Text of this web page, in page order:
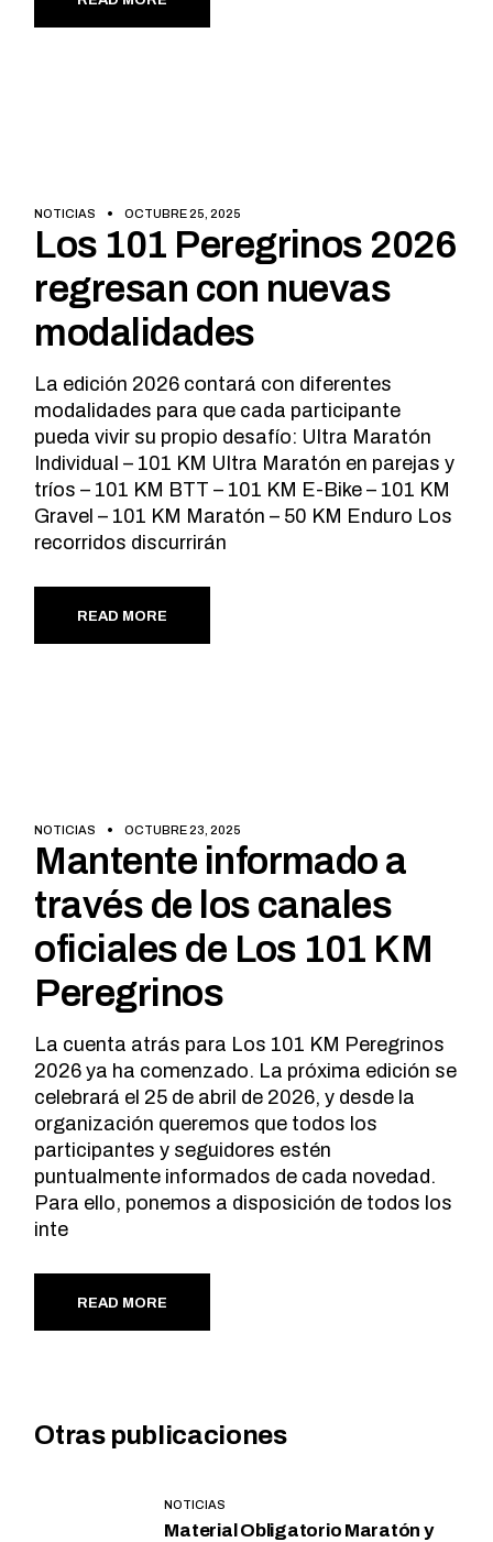
NOTICIAS OCTUBRE 25, 2025
Los 101 Peregrinos 2026
regresan con nuevas
modalidades
La edición 2026 contará con diferentes
modalidades para que cada participante
pueda vivir su propio desafío: Ultra Maratón
Individual – 101 KM Ultra Maratón en parejas y
tríos – 101 KM BTT – 101 KM E-Bike – 101 KM
Gravel – 101 KM Maratón – 50 KM Enduro Los
recorridos discurrirán
READ MORE
NOTICIAS OCTUBRE 23, 2025
Mantente informado a
través de los canales
oficiales de Los 101 KM
Peregrinos
La cuenta atrás para Los 101 KM Peregrinos
2026 ya ha comenzado. La próxima edición se
celebrará el 25 de abril de 2026, y desde la
organización queremos que todos los
participantes y seguidores estén
puntualmente informados de cada novedad.
Para ello, ponemos a disposición de todos los
inte
READ MORE
Otras publicaciones
NOTICIAS
Material Obligatorio Maratón y